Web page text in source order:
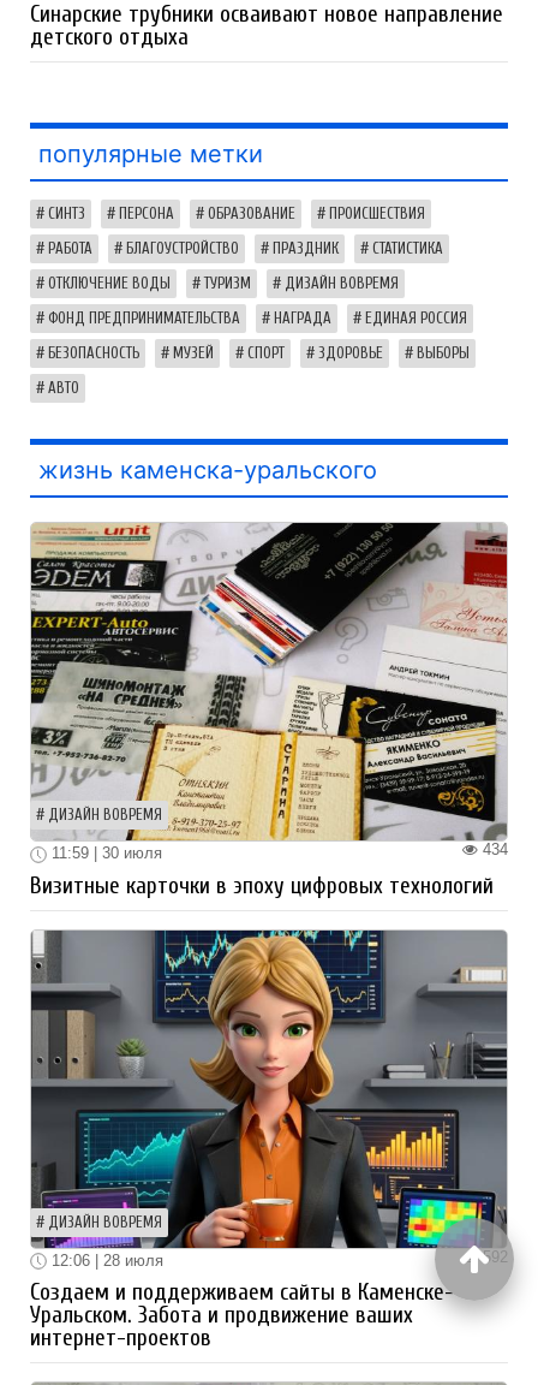
Синарские трубники осваивают новое направление
детского отдыха
популярные метки
СИНТЗ ПЕРСОНА ОБРАЗОВАНИЕ ПРОИСШЕСТВИЯ
РАБОТА БЛАГОУСТРОЙСТВО ПРАЗДНИК СТАТИСТИКА
ОТКЛЮЧЕНИЕ ВОДЫ ТУРИЗМ ДИЗАЙН ВОВРЕМЯ
ФОНД ПРЕДПРИНИМАТЕЛЬСТВА НАГРАДА ЕДИНАЯ РОССИЯ
БЕЗОПАСНОСТЬ МУЗЕЙ СПОРТ ЗДОРОВЬЕ ВЫБОРЫ
АВТО
жизнь каменска-уральского
ДИЗАЙН ВОВРЕМЯ
434
11:59 | 30 июля
Визитные карточки в эпоху цифровых технологий
ДИЗАЙН ВОВРЕМЯ
592
12:06 | 28 июля
Создаем и поддерживаем сайты в Каменске-
Уральском. Забота и продвижение ваших
интернет-проектов